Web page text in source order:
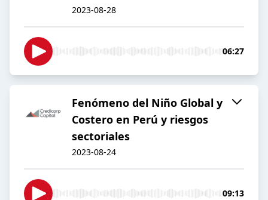
2023-08-28
06:27
Fenómeno del Niño Global y
Costero en Perú y riesgos
sectoriales
2023-08-24
09:13